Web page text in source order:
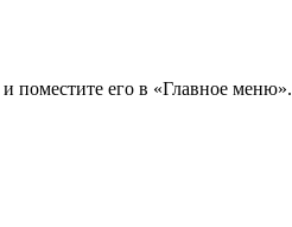
и поместите его в «Главное меню».